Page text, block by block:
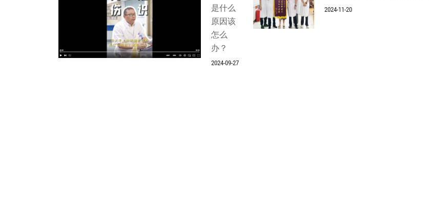
是什么
原因该
怎么
办？
2024-09-27
2024-11-20